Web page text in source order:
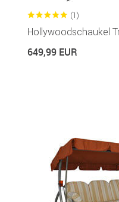
(1)
Hollywoodschaukel
649,99 EUR